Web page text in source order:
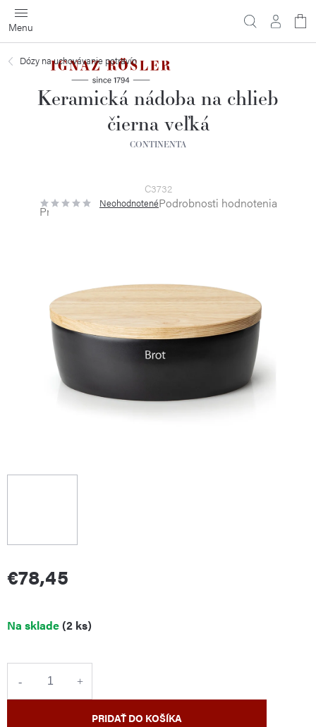
Prejsť
na
obsah
Dózy na uchovávanie potravín
Keramická nádoba na chlieb
čierna veľká
CONTINENTA
C3732
Priemerné
hodnotenie
NeohodnotenéPodrobnosti hodnotenia
€78,45
Jednotková
cena:
Na sklade(2 ks)
PRIDAŤ DO KOŠÍKA